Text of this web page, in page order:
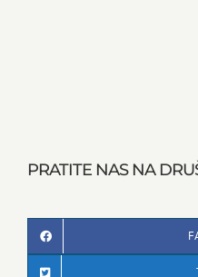
PRATITE NAS NA